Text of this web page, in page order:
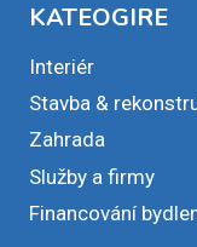
KATEOGIRE
Interiér
Stavba &
Zahrada
Služby a firmy
Financování